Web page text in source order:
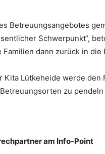
Betreuungsangebotes
Schwerpunkt“,
dann zurück in
Kita Lütkeheide werde
zu
am Info-Point